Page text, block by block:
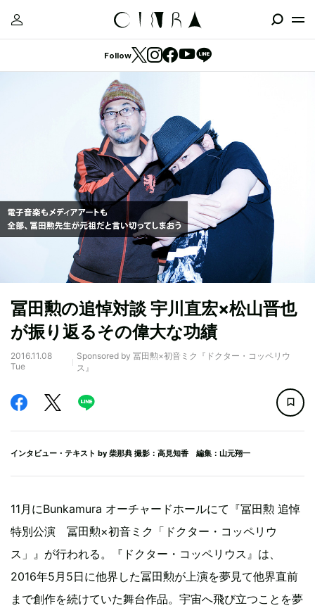
Follow
冨田勲の追悼対談 宇川直宏×松山晋也
が振り返るその偉大な功績
2016.11.08
Tue
Sponsored by 冨田勲×初音ミク『ドクター・コッペリウ
ス』
インタビュー・テキスト by 柴那典 撮影：高見知香 編集：山元翔一
11月にBunkamura オーチャードホールにて『冨田勲 追悼
特別公演 冨田勲×初音ミク「ドクター・コッペリウ
ス」』が行われる。『ドクター・コッペリウス』は、
2016年5月5日に他界した冨田勲が上演を夢見て他界直前
まで創作を続けていた舞台作品。宇宙へ飛び立つことを夢